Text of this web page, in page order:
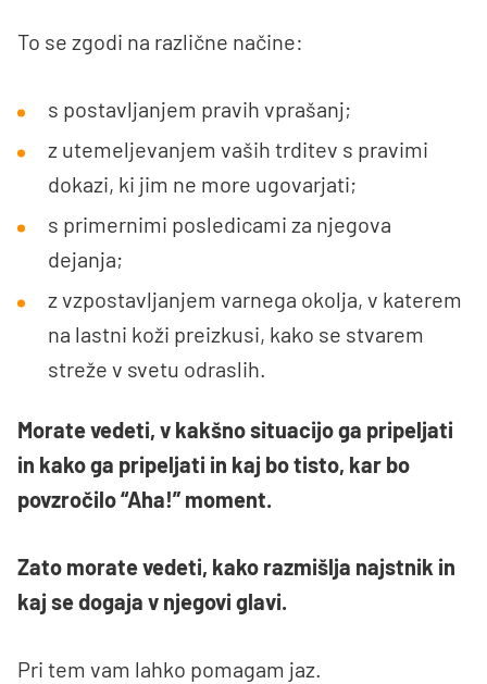
To se zgodi na različne načine:
s postavljanjem pravih vprašanj;
z utemeljevanjem vaših trditev s pravimi
dokazi, ki jim ne more ugovarjati;
s primernimi posledicami za njegova
dejanja;
z vzpostavljanjem varnega okolja, v katerem
na lastni koži preizkusi, kako se stvarem
streže v svetu odraslih.
Morate vedeti, v kakšno situacijo ga pripeljati
in kako ga pripeljati in kaj bo tisto, kar bo
povzročilo “Aha!” moment.
Zato morate vedeti, kako razmišlja najstnik in
kaj se dogaja v njegovi glavi.
Pri tem vam lahko pomagam jaz.